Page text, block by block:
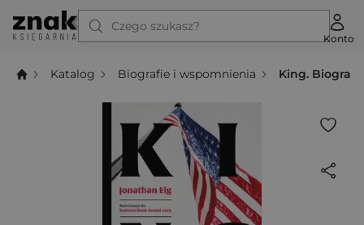
Czego szukasz?
Konto
Katalog Biografie i wspomnienia King.